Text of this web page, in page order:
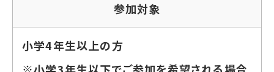
参加対象
小学4年生以上の方